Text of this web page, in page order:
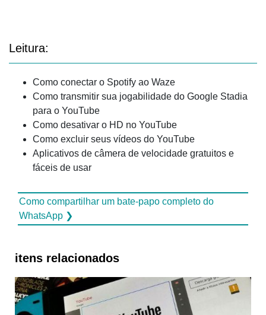
Leitura:
Como conectar o Spotify ao Waze
Como transmitir sua jogabilidade do Google Stadia
para o YouTube
Como desativar o HD no YouTube
Como excluir seus vídeos do YouTube
Aplicativos de câmera de velocidade gratuitos e
fáceis de usar
Como compartilhar um bate-papo completo do
WhatsApp ❯
itens relacionados